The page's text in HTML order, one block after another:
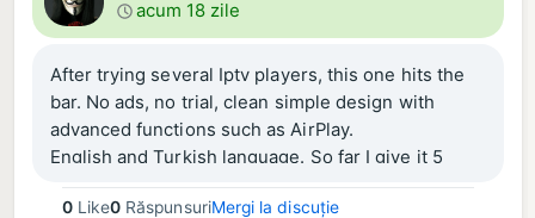
acum 18 zile
After trying several Iptv players, this one hits the
bar. No ads, no trial, clean simple design with
advanced functions such as AirPlay.
English and Turkish language. So far I give it 5
Stars.
0Like0 RăspunsuriMergi la discuție